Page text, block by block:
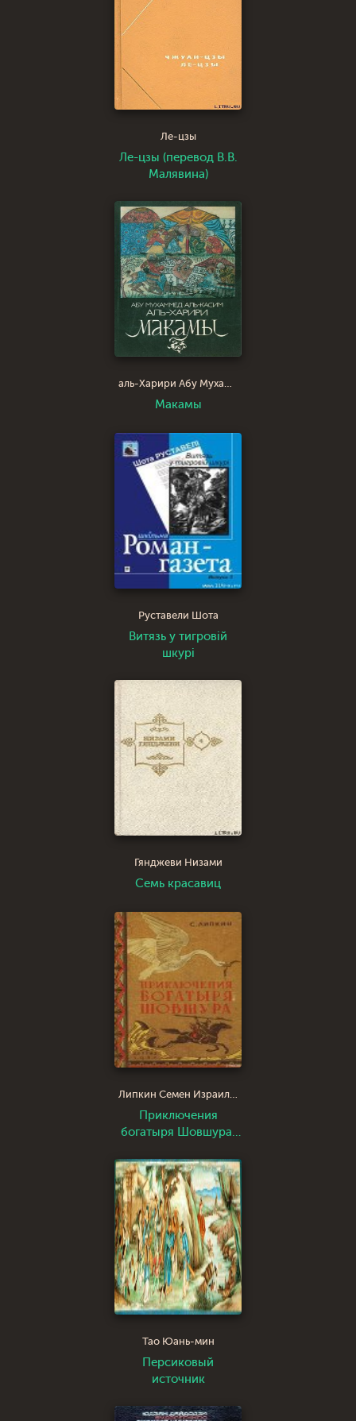
Ле-цзы
Ле-цзы (перевод В.В.
Малявина)
аль-Харири Абу Мухаммед аль-Касим
Макамы
Руставели Шота
Витязь у тигровій
шкурі
Гянджеви Низами
Семь красавиц
Липкин Семен Израилевич
Приключения
богатыря Шовшура,
(с илл.)
Тао Юань-мин
Персиковый
источник